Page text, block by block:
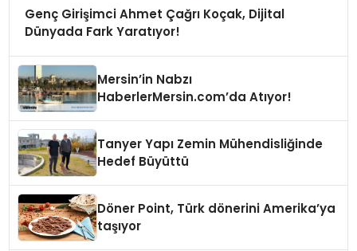
Genç Girişimci Ahmet Çağrı Koçak, Dijital
Dünyada Fark Yaratıyor!
Mersin’in Nabzı
HaberlerMersin.com’da Atıyor!
Tanyer Yapı Zemin Mühendisliğinde
Hedef Büyüttü
Döner Point, Türk dönerini Amerika’ya
taşıyor